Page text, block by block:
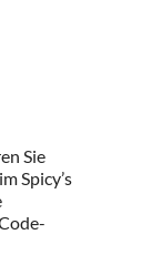
Sie
Spicy’s